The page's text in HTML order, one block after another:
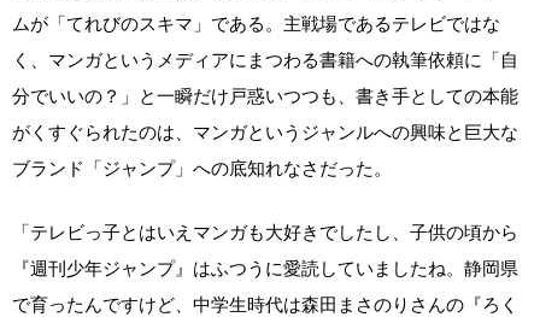
ムが「てれびのスキマ」である。主戦場であるテレビではな
く、マンガというメディアにまつわる書籍への執筆依頼に「自
分でいいの？」と一瞬だけ戸惑いつつも、書き手としての本能
がくすぐられたのは、マンガというジャンルへの興味と巨大な
ブランド「ジャンプ」への底知れなさだった。
「テレビっ子とはいえマンガも大好きでしたし、子供の頃から
『週刊少年ジャンプ』はふつうに愛読していましたね。静岡県
で育ったんですけど、中学生時代は森田まさのりさんの『ろく